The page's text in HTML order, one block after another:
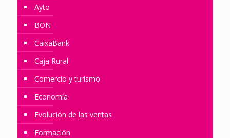
Ayto
BON
CaixaBank
Caja Rural
Comercio y turismo
Economía
Evolución de las ventas
Formación